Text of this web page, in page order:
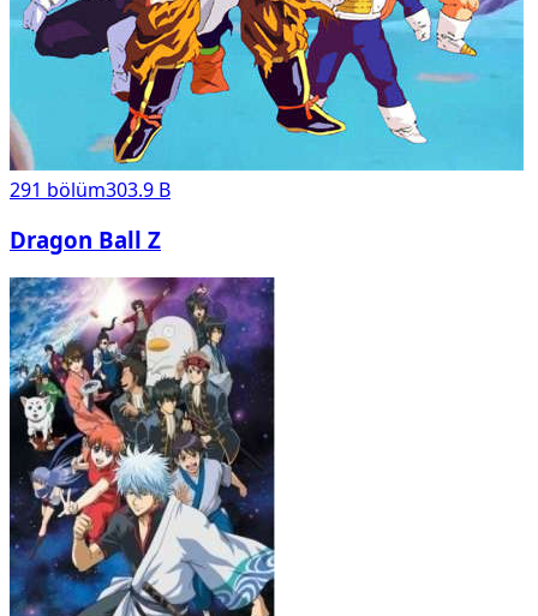
291 bölüm303.9 B
Dragon Ball Z